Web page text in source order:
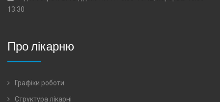
13:30
Про лікарню
Графіки роботи
Структура лікарні